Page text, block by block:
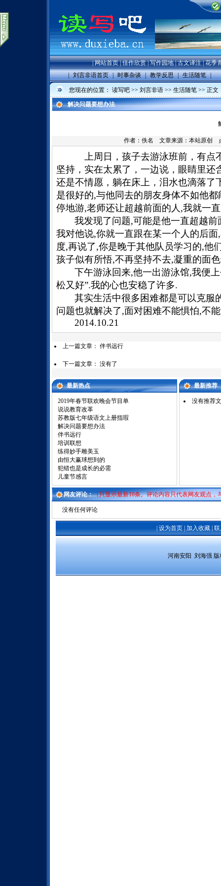
|网站首页|佳作欣赏|写作园地|古文译注|花季
| 刘言非语首页 | 时事杂谈 | 教学反思 | 生活随笔 |
您现在的位置： 读写吧 >> 刘言非语 >> 生活随笔 >> 正文
解决问题要想办法
作者：佚名 文章来源：本站原创
上周日，孩子去游泳班前，有
坚持，实在太累了，一边说，眼睛里
还是不情愿，躺在床上，泪水也滴落了
是很好的,与他同去的朋友身体不如他都
停地游,老师还让超越前面的人 ,我就一
我发现了问题,可能是他一直超越前
我对他说,你就一直跟在某一个人的后面,
度,再说了,你是晚于其他队员学习的,他
孩子似有所悟,不再坚持不去,凝重的面
下午游泳回来,他一出游泳馆,我便
松又好”.我的心也安稳了许多.
其实生活中很多困难都是可以克服
问题也就解决了,面对困难不能惧怕,不
2014.10.21
上一篇文章： 伴书远行
下一篇文章： 没有了
最新热点 最新推荐
2019年春节联欢晚会节目单
说说教育改革
苏教版七年级语文上册指瑕
解决问题要想办法
伴书远行
培训联想
练得妙手雕美玉
由恒大赢球想到的
犯错也是成长的必需
儿童节感言
没有推荐
网友评论：（只显示最新10条。评论内容只代表网友观点，
没有任何评论
设为首页 加入收藏
河南安阳  刘海强 版